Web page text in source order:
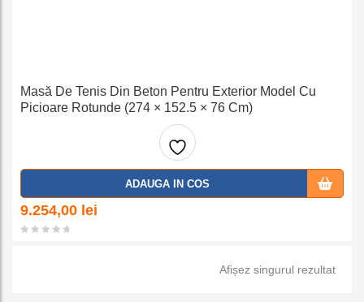
Masă De Tenis Din Beton Pentru Exterior Model Cu
Picioare Rotunde (274 × 152.5 × 76 Cm)
Adaug
ADAUGA IN COS
9.254,00 lei
Afișez singurul rezultat